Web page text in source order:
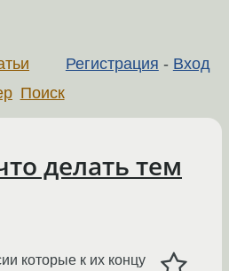
Регистрация - Вход
Поиск
делать тем
которые к их концу